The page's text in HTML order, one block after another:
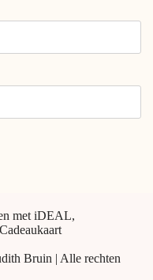
met iDEAL,
Bruin | Alle rechten